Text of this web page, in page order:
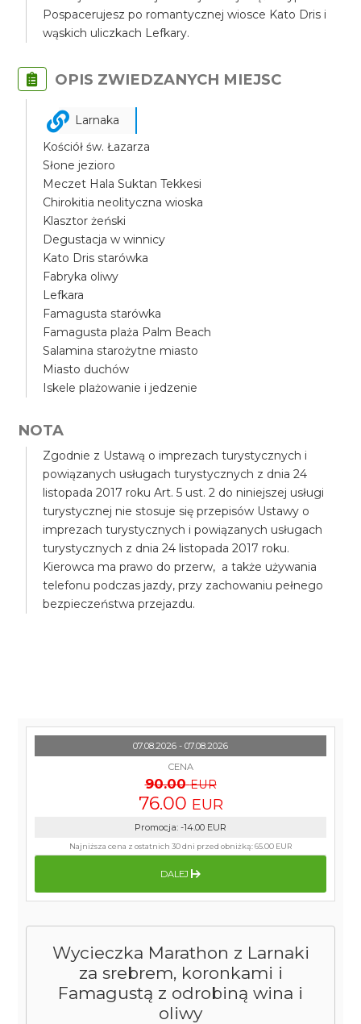
Pospacerujesz po romantycznej wiosce Kato Dris i
wąskich uliczkach Lefkary.
OPIS ZWIEDZANYCH MIEJSC
Larnaka
Kościół św. Łazarza
Słone jezioro
Meczet Hala Suktan Tekkesi
Chirokitia neolityczna wioska
Klasztor żeński
Degustacja w winnicy
Kato Dris starówka
Fabryka oliwy
Lefkara
Famagusta starówka
Famagusta plaża Palm Beach
Salamina starożytne miasto
Miasto duchów
Iskele plażowanie i jedzenie
NOTA
Zgodnie z Ustawą o imprezach turystycznych i
powiązanych usługach turystycznych z dnia 24
listopada 2017 roku Art. 5 ust. 2 do niniejszej usługi
turystycznej nie stosuje się przepisów Ustawy o
imprezach turystycznych i powiązanych usługach
turystycznych z dnia 24 listopada 2017 roku.
Kierowca ma prawo do przerw, a także używania
telefonu podczas jazdy, przy zachowaniu pełnego
bezpieczeństwa przejazdu.
Wycieczka Marathon z Larnaki
za srebrem, koronkami i
Famagustą z odrobiną wina i
oliwy
07.08.2026 - 07.08.2026
CENA
90.00 EUR
76.00 EUR
Promocja: -14.00 EUR
Najniższa cena z ostatnich 30 dni przed obniżką:65.00 EUR
DALEJ